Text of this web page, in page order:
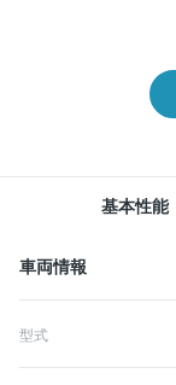
基本性能
車両情報
型式